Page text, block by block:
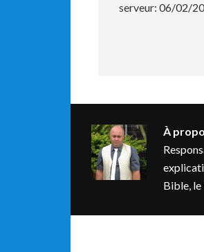
serveur: 06/02/
À
Bible, le